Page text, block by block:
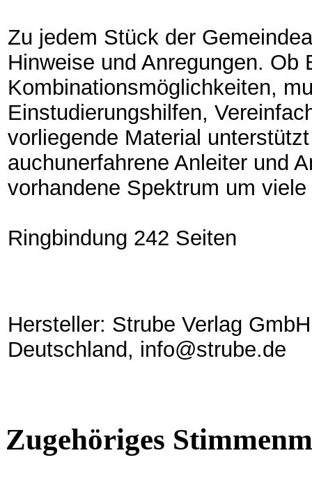
Zu jedem Stück der
Hinweise und Anregungen. Ob
Kombinationsmöglichkeiten,
Einstudierungshilfen,
vorliegende Material
auchunerfahrene Anleiter und
vorhandene Spektrum um
Ringbindung 242 Seiten
Hersteller: Strube Verlag
Deutschland, info@strube.de
Zugehöriges